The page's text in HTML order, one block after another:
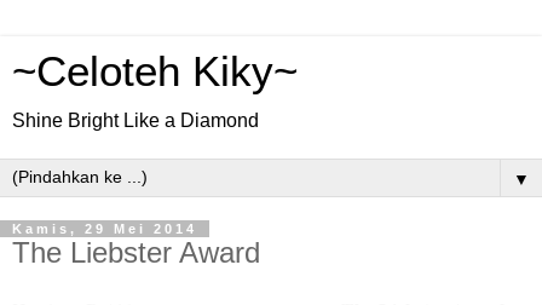
~Celoteh Kiky~
Shine Bright Like a Diamond
▼
Kamis, 29 Mei 2014
The Liebster Award